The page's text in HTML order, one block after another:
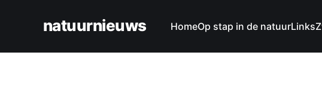
natuurnieuws HomeOp stap in de natuurLinks